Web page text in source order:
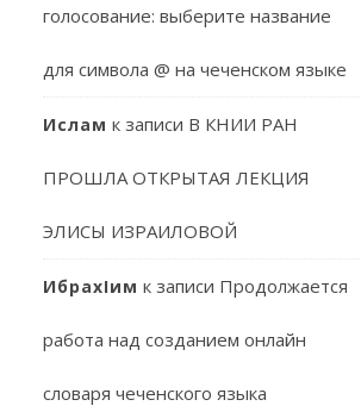
голосование: выберите название
для символа @ на чеченском языке
Ислам к записи В КНИИ РАН
ПРОШЛА ОТКРЫТАЯ ЛЕКЦИЯ
ЭЛИСЫ ИЗРАИЛОВОЙ
ИбрахIим к записи Продолжается
работа над созданием онлайн
словаря чеченского языка